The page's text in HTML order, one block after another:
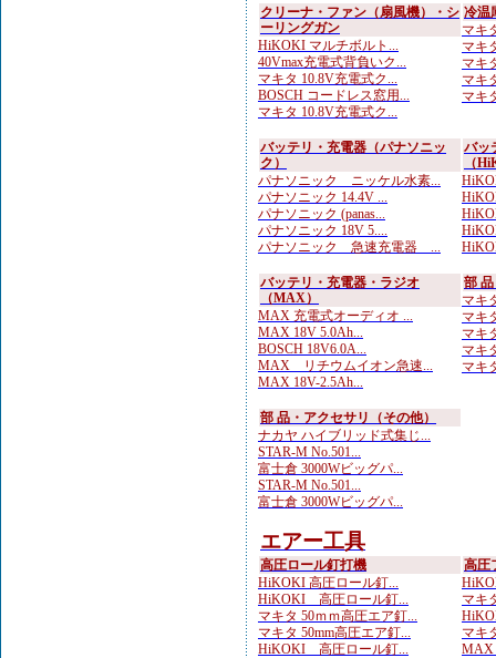
クリーナ・ファン（扇風機）・シ
ーリングガン
HiKOKI マルチボルト...
40Vmax充電式背負いク...
マキタ 10.8V充電式ク...
BOSCH コードレス窓用...
マキタ 10.8V充電式ク...
冷温
マキ
マキ
マキ
マキ
マキ
バッテリ・充電器（パナソニッ
ク）
パナソニック ニッケル水素...
パナソニック 14.4V ...
パナソニック (panas...
パナソニック 18V 5....
パナソニック 急速充電器 ...
バッ
（
バッテリ・充電器・ラジオ
（MAX）
MAX 充電式オーディオ ...
MAX 18V 5.0Ah...
BOSCH 18V6.0A...
MAX リチウムイオン急速...
MAX 18V-2.5Ah...
部
マキ
マキ
マキ
マキ
マキ
部 品・アクセサリ（その他）
ナカヤ ハイブリッド式集じ...
STAR-M No.501...
富士倉 3000Wビッグパ...
STAR-M No.501...
富士倉 3000Wビッグパ...
エアー工具
高圧ロール釘打機
HiKOKI 高圧ロール釘...
HiKOKI 高圧ロール釘...
マキタ 50ｍｍ高圧エア釘...
マキタ 50mm高圧エア釘...
HiKOKI 高圧ロール釘...
高圧
マキ
マキ
MAX